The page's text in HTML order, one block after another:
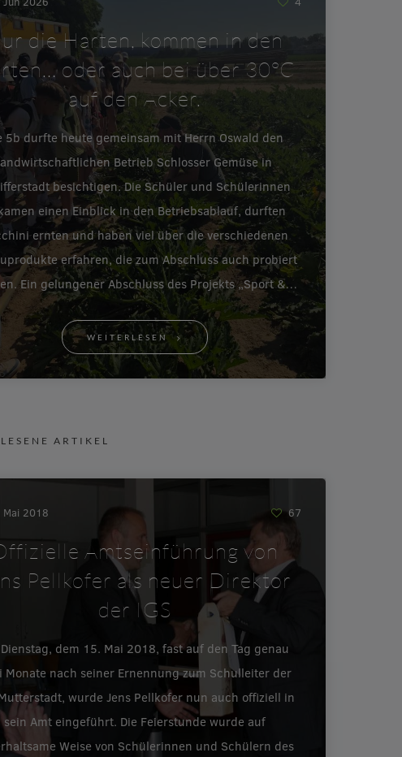
die Harten, kommen in den
oder auch bei über 30°C
auf den Acker.
5b durfte heute gemeinsam mit Herrn Oswald den
Betrieb Schlosser Gemüse in
besichtigen. Die Schüler und Schülerinnen
einen Einblick in den Betriebsablauf, durften
ernten und haben viel über die verschiedenen
erfahren, die zum Abschluss auch probiert
Ein gelungener Abschluss des Projekts „Sport &…
WEITERLESEN
ARTIKEL
Mai 2018 67
Amtseinführung von
Pellkofer als neuer Direktor
der IGS
dem 15. Mai 2018, fast auf den Tag genau
Monate nach seiner Ernennung zum Schulleiter der
wurde Jens Pellkofer nun auch offiziell in
sein Amt eingeführt. Die Feierstunde wurde auf
Weise von Schülerinnen und Schülern des